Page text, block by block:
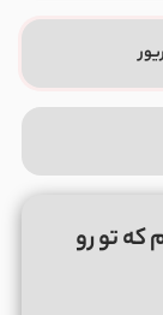
تو رو